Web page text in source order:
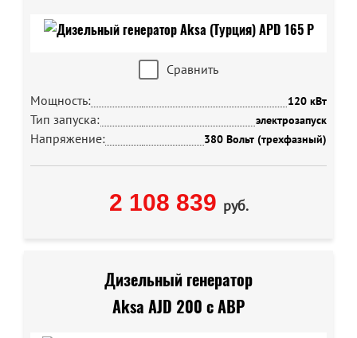
Сравнить
Мощность:
120 кВт
Тип запуска: электрозапуск
Напряжение: 380 Вольт (трехфазный)
2 108 839 руб.
Дизельный генератор
Aksa AJD 200 с АВР